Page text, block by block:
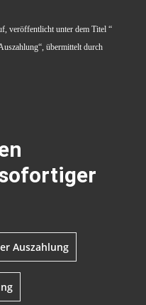
veröffentlicht unter dem Titel “
übermittelt durch
Auszahlung